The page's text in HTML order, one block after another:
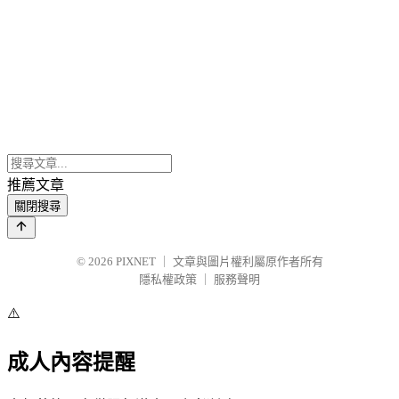
推薦文章
關閉搜尋
© 2026 PIXNET
文章與圖片權利屬原作者所有
隱私權政策
服務聲明
⚠️
成人內容提醒